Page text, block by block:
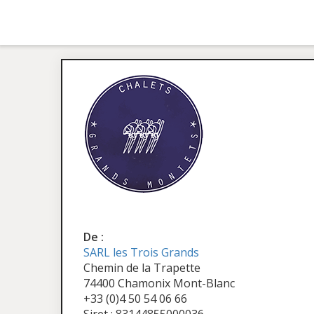
De :
SARL les Trois Grands
Chemin de la Trapette
74400 Chamonix Mont-Blanc
+33 (0)4 50 54 06 66